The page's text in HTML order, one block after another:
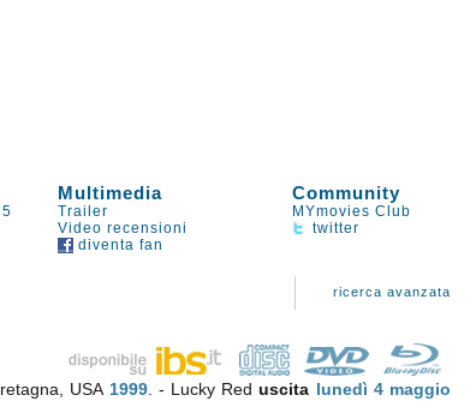
Multimedia Community
Trailer
MYmovies Club
Video recensioni
twitter
diventa fan
ricerca avanzata
USA 1999. - Lucky Reduscita lunedì 4 maggio